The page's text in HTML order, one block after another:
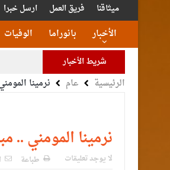
ميثاقنا فريق العمل ارسل خبرا
الأخبار بانوراما الوفيات
شريط الأخبار
الرئيسية عام نرمينا
نرمينا المومني ..
لا يوجد تعليقات طباعة